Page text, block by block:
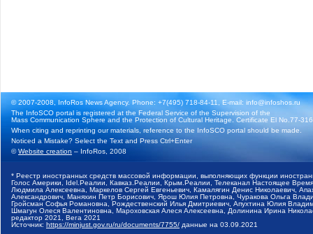
© 2007-2008, InfoRos News Agency. Phone: +7(495) 718-84-11, E-mail: info@infoshos.ru
The InfoSCO portal is registered at the Federal Service of the Supervision of the
Mass Communication Sphere and the Protection of Cultural Heritage. Certificate El No.77-
When citing and reprinting our materials, reference to the InfoSCO portal should be made.
Noticed a Mistake? Select the Text and Press Ctrl+Enter
©Website creation – InfoRos, 2008
* Реестр иностранных средств массовой информации, выполняющих функции
Голос Америки, Idel.Реалии, Кавказ.Реалии, Крым.Реалии, Телеканал Настоящее
Людмила Алексеевна, Маркелов Сергей Евгеньевич, Камалягин Денис Николаевич,
Александрович, Маняхин Петр Борисович, Ярош Юлия Петровна, Чуракова Ольга
Гройсман Софья Романовна, Рождественский Илья Дмитриевич, Апухтина Юлия
Шмагун Олеся Валентиновна, Мароховская Алеся Алексеевна, Долинина Ирина
редактор 2021, Вега 2021
Источник: https://minjust.gov.ru/ru/documents/7755/ данные на 03.09.2021